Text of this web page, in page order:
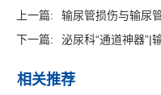
上一篇:
输尿管损伤与输尿
下一篇:
泌尿科“通道神器”|
相关推荐